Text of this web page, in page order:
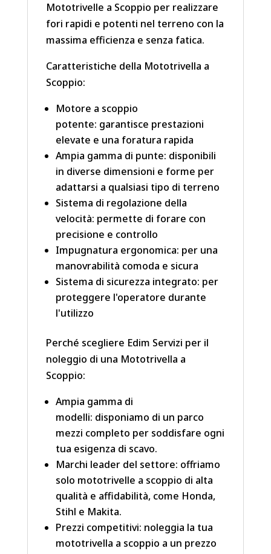
Mototrivelle a Scoppio per realizzare
fori rapidi e potenti nel terreno con la
massima efficienza e senza fatica.
Caratteristiche della Mototrivella a
Scoppio:
Motore a scoppio
potente: garantisce prestazioni
elevate e una foratura rapida
Ampia gamma di punte: disponibili
in diverse dimensioni e forme per
adattarsi a qualsiasi tipo di terreno
Sistema di regolazione della
velocità: permette di forare con
precisione e controllo
Impugnatura ergonomica: per una
manovrabilità comoda e sicura
Sistema di sicurezza integrato: per
proteggere l'operatore durante
l'utilizzo
Perché scegliere Edim Servizi per il
noleggio di una Mototrivella a
Scoppio:
Ampia gamma di
modelli: disponiamo di un parco
mezzi completo per soddisfare ogni
tua esigenza di scavo.
Marchi leader del settore: offriamo
solo mototrivelle a scoppio di alta
qualità e affidabilità, come Honda,
Stihl e Makita.
Prezzi competitivi: noleggia la tua
mototrivella a scoppio a un prezzo